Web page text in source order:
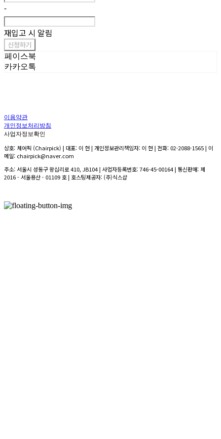
-
재입고 시 알림
신청하기
페이스북
카카오톡
이용약관
개인정보처리방침
사업자정보확인
상호: 체어픽 (Chairpick) | 대표: 이 현 | 개인정보관리책임자: 이 현 | 전화: 02-2088-1565 | 이
메일: chairpick@naver.com
주소: 서울시 성동구 왕십리로 410, JB104 | 사업자등록번호:746-45-00164| 통신판매:제
2016 - 서울용산 - 01109 호| 호스팅제공자: (주)식스샵